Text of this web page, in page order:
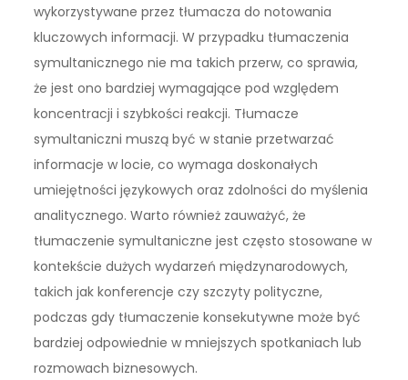
wykorzystywane przez tłumacza do notowania
kluczowych informacji. W przypadku tłumaczenia
symultanicznego nie ma takich przerw, co sprawia,
że jest ono bardziej wymagające pod względem
koncentracji i szybkości reakcji. Tłumacze
symultaniczni muszą być w stanie przetwarzać
informacje w locie, co wymaga doskonałych
umiejętności językowych oraz zdolności do myślenia
analitycznego. Warto również zauważyć, że
tłumaczenie symultaniczne jest często stosowane w
kontekście dużych wydarzeń międzynarodowych,
takich jak konferencje czy szczyty polityczne,
podczas gdy tłumaczenie konsekutywne może być
bardziej odpowiednie w mniejszych spotkaniach lub
rozmowach biznesowych.